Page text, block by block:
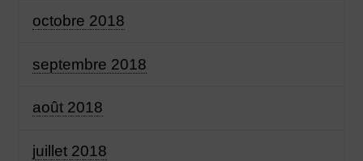
octobre 2018
septembre 2018
août 2018
juillet 2018